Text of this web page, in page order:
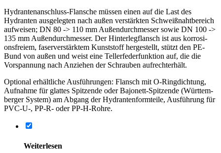
Hydrantenanschluss-Flansche müssen einen auf die Last des
Hydranten ausge­legten nach außen verstärkten Schweiß­naht­be­reich
aufweisen; DN 80 -> 110 mm Außen­durch­messer sowie DN 100 ->
135 mm Außen­durch­messer. Der Hinter­leg­flansch ist aus korro­si­
ons­freiem, faser­ver­stärktem Kunst­stoff herge­stellt, stützt den PE-
Bund von außen und weist eine Teller­fe­der­funktion auf, die die
Vorspannung nach Anziehen der Schrauben aufrechterhält.
Optional erhält­liche Ausfüh­rungen: Flansch mit O‑Ringdichtung,
Aufnahme für glattes Spitzende oder Bajonett-Spitzende (Württem­
berger System) am Abgang der Hydran­ten­form­teile, Ausführung für
PVC-U‑, PP-R- oder PP-H-Rohre.
Weiter­lesen